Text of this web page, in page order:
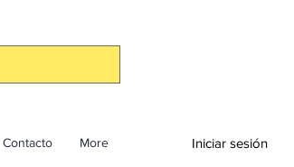
Contacto More Iniciar sesión